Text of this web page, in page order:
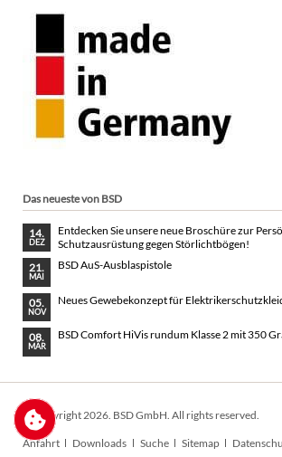
Das neueste von BSD
14.
DEZ
Entdecken Sie unsere neue Broschüre zur
Schutzausrüstung gegen Störlichtbögen!
21.
MAI
BSD AuS-Ausblaspistole
05.
NOV
Neues Gewebekonzept für
08.
MÄR
BSD Comfort HiVis rundum Klasse 2 mit 350
© Copyright 2026. BSD GmbH. All rights reserved.
Navigation
Anfahrt Downloads Suche Sitemap